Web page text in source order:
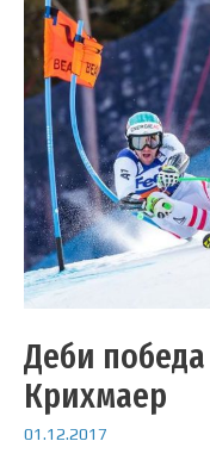
Деби
Крихмаер
01.12.2017